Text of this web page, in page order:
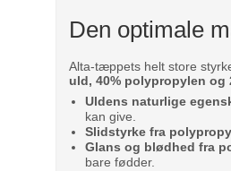
Den optimale
Alta-tæppets helt store
uld, 40% polypropylen og
Uldens naturlige
kan give.
Slidstyrke fra
Glans og blødhed fra
bare fødder.